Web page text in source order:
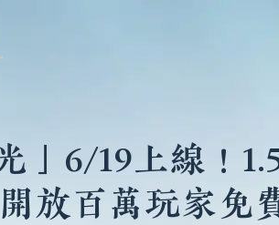
」6/19上線！
放百萬玩家免